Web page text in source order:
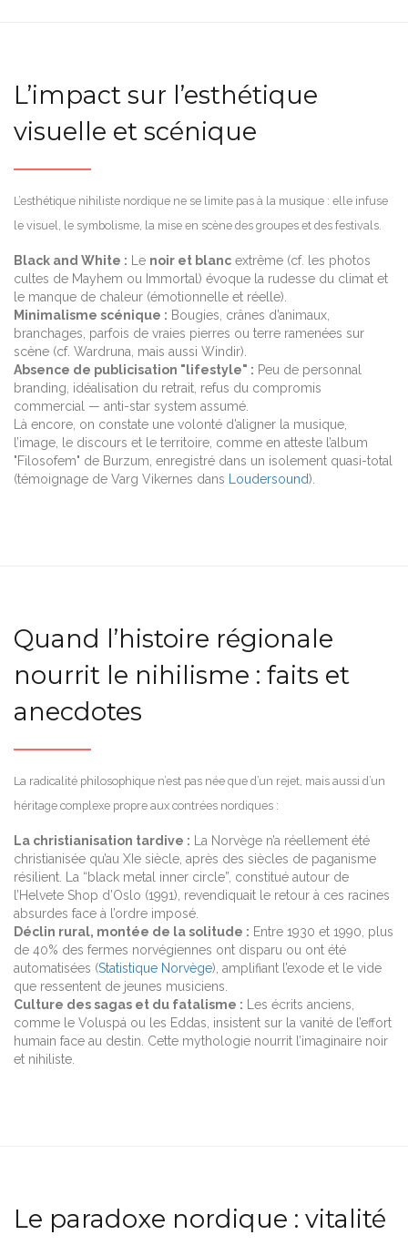
L’impact sur l’esthétique
visuelle et scénique
L’esthétique nihiliste nordique ne se limite pas à la musique : elle infuse
le visuel, le symbolisme, la mise en scène des groupes et des festivals.
Black and White : Le noir et blanc extrême (cf. les photos
cultes de Mayhem ou Immortal) évoque la rudesse du climat et
le manque de chaleur (émotionnelle et réelle).
Minimalisme scénique : Bougies, crânes d’animaux,
branchages, parfois de vraies pierres ou terre ramenées sur
scène (cf. Wardruna, mais aussi Windir).
Absence de publicisation "lifestyle" : Peu de personnal
branding, idéalisation du retrait, refus du compromis
commercial — anti-star system assumé.
Là encore, on constate une volonté d’aligner la musique,
l’image, le discours et le territoire, comme en atteste l’album
"Filosofem" de Burzum, enregistré dans un isolement quasi-total
(témoignage de Varg Vikernes dans
Loudersound).
Quand l’histoire régionale
nourrit le nihilisme : faits et
anecdotes
La radicalité philosophique n’est pas née que d’un rejet, mais aussi d’un
héritage complexe propre aux contrées nordiques :
La christianisation tardive : La Norvège n’a réellement été
christianisée qu’au XIe siècle, après des siècles de paganisme
résilient. La “black metal inner circle”, constitué autour de
l’Helvete Shop d’Oslo (1991), revendiquait le retour à ces racines
absurdes face à l’ordre imposé.
Déclin rural, montée de la solitude : Entre 1930 et 1990, plus
de 40% des fermes norvégiennes ont disparu ou ont été
automatisées (Statistique Norvège), amplifiant l’exode et le vide
que ressentent de jeunes musiciens.
Culture des sagas et du fatalisme : Les écrits anciens,
comme le Voluspá ou les Eddas, insistent sur la vanité de l’effort
humain face au destin. Cette mythologie nourrit l’imaginaire noir
et nihiliste.
Le paradoxe nordique : vitalité